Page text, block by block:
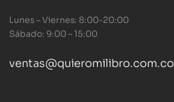
Lunes – Viernes: 8:00-20:00
Sábado: 9:00 – 15:00
ventas@quieromilibro.com.co